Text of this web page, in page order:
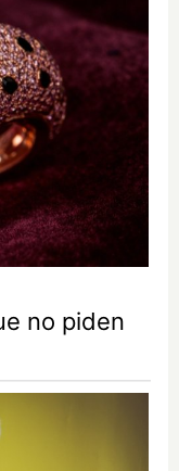
no piden